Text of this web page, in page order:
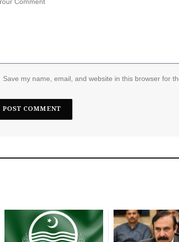
Save my name, email, and website in this browser for